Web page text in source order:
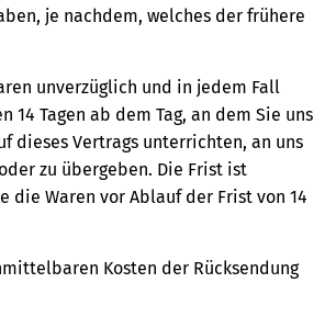
je nachdem, welches der frühere
unverzüglich und in jedem Fall
14 Tagen ab dem Tag, an dem Sie uns
dieses Vertrags unterrichten, an uns
zu übergeben. Die Frist ist
die Waren vor Ablauf der Frist von 14
Kosten der Rücksendung